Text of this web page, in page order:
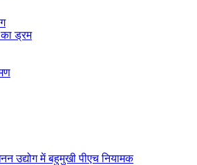
ड्रम
उद्योग में बहुमुखी पीएच नियामक